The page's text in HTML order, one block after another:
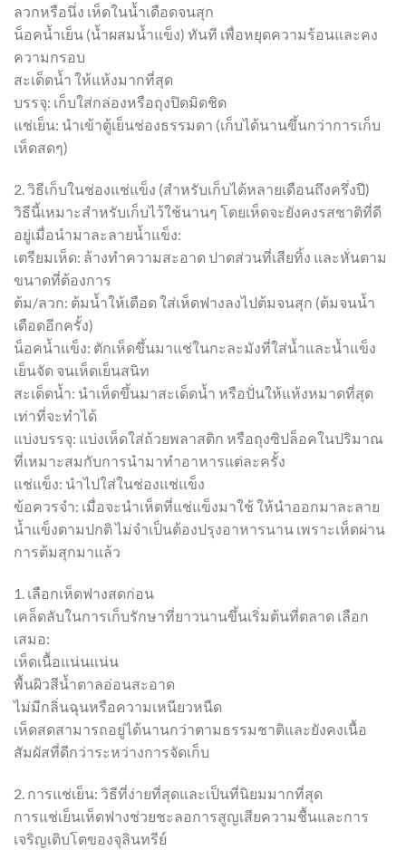
ลวกหรือนึ่ง เห็ดในน้ำเดือดจนสุก
น็อคน้ำเย็น (น้ำผสมน้ำแข็ง) ทันที เพื่อหยุดความร้อนและคง
ความกรอบ
สะเด็ดน้ำ ให้แห้งมากที่สุด
บรรจุ: เก็บใส่กล่องหรือถุงปิดมิดชิด
แช่เย็น: นำเข้าตู้เย็นช่องธรรมดา (เก็บได้นานขึ้นกว่าการเก็บ
เห็ดสดๆ)
2. วิธีเก็บในช่องแช่แข็ง (สำหรับเก็บได้หลายเดือนถึงครึ่งปี)
วิธีนี้เหมาะสำหรับเก็บไว้ใช้นานๆ โดยเห็ดจะยังคงรสชาติที่ดี
อยู่เมื่อนำมาละลายน้ำแข็ง:
เตรียมเห็ด: ล้างทำความสะอาด ปาดส่วนที่เสียทิ้ง และหั่นตาม
ขนาดที่ต้องการ
ต้ม/ลวก: ต้มน้ำให้เดือด ใส่เห็ดฟางลงไปต้มจนสุก (ต้มจนน้ำ
เดือดอีกครั้ง)
น็อคน้ำแข็ง: ตักเห็ดขึ้นมาแช่ในกะละมังที่ใส่น้ำและน้ำแข็ง
เย็นจัด จนเห็ดเย็นสนิท
สะเด็ดน้ำ: นำเห็ดขึ้นมาสะเด็ดน้ำ หรือปั่นให้แห้งหมาดที่สุด
เท่าที่จะทำได้
แบ่งบรรจุ: แบ่งเห็ดใส่ถ้วยพลาสติก หรือถุงซิปล็อคในปริมาณ
ที่เหมาะสมกับการนำมาทำอาหารแต่ละครั้ง
แช่แข็ง: นำไปใส่ในช่องแช่แข็ง
ข้อควรจำ: เมื่อจะนำเห็ดที่แช่แข็งมาใช้ ให้นำออกมาละลาย
น้ำแข็งตามปกติ ไม่จำเป็นต้องปรุงอาหารนาน เพราะเห็ดผ่าน
การต้มสุกมาแล้ว
1. เลือกเห็ดฟางสดก่อน
เคล็ดลับในการเก็บรักษาที่ยาวนานขึ้นเริ่มต้นที่ตลาด เลือก
เสมอ:
เห็ดเนื้อแน่นแน่น
พื้นผิวสีน้ำตาลอ่อนสะอาด
ไม่มีกลิ่นฉุนหรือความเหนียวหนืด
เห็ดสดสามารถอยู่ได้นานกว่าตามธรรมชาติและยังคงเนื้อ
สัมผัสที่ดีกว่าระหว่างการจัดเก็บ
2. การแช่เย็น: วิธีที่ง่ายที่สุดและเป็นที่นิยมมากที่สุด
การแช่เย็นเห็ดฟางช่วยชะลอการสูญเสียความชื้นและการ
เจริญเติบโตของจุลินทรีย์